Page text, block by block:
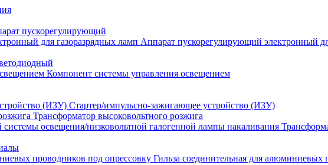
пускорегулирующий
Аппарат пускорегулирующий электронный
Компонент системы управления освещением
Стартер/импульсно-зажигающее устройство (ИЗУ)
Трансформатор высоковольтного розжига
Гильза соединительная для алюминиевых